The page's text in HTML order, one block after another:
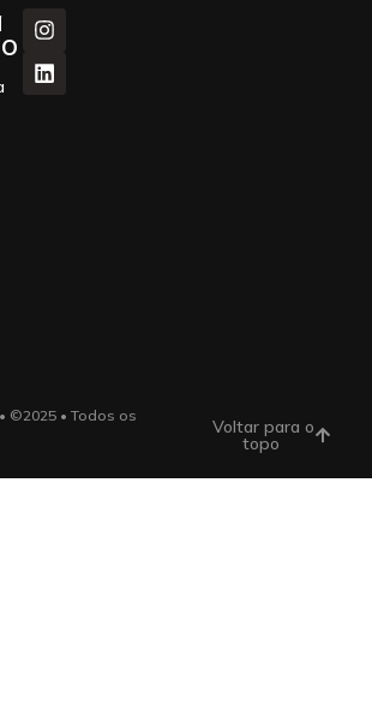
©2025 • Todos os
Voltar para o
topo